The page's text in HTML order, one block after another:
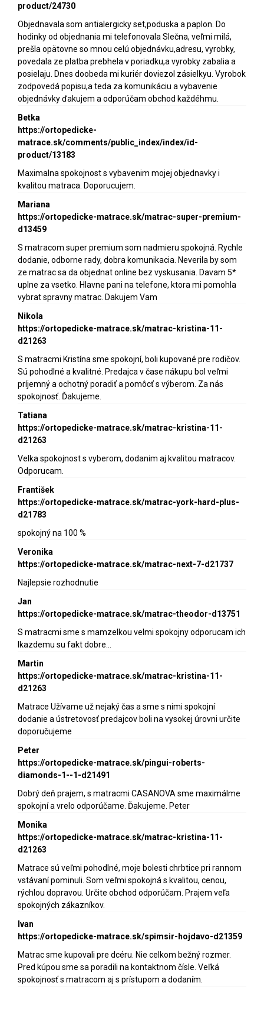
product/24730
Objednavala som antialergicky set,poduska a paplon. Do
hodinky od objednania mi telefonovala Slečna, veľmi milá,
prešla opätovne so mnou celú objednávku,adresu, vyrobky,
povedala ze platba prebhela v poriadku,a vyrobky zabalia a
posielaju. Dnes doobeda mi kuriér doviezol zásielkyu. Vyrobok
zodpovedá popisu,a teda za komunikáciu a vybavenie
objednávky ďakujem a odporúčam obchod každéhmu.
Betka
https://ortopedicke-
matrace.sk/comments/public_index/index/id-
product/13183
Maximalna spokojnost s vybavenim mojej objednavky i
kvalitou matraca. Doporucujem.
Mariana
https://ortopedicke-matrace.sk/matrac-super-premium-
d13459
S matracom super premium som nadmieru spokojná. Rychle
dodanie, odborne rady, dobra komunikacia. Neverila by som
ze matrac sa da objednat online bez vyskusania. Davam 5*
uplne za vsetko. Hlavne pani na telefone, ktora mi pomohla
vybrat spravny matrac. Dakujem Vam
Nikola
https://ortopedicke-matrace.sk/matrac-kristina-11-
d21263
S matracmi Kristína sme spokojní, boli kupované pre rodičov.
Sú pohodlné a kvalitné. Predajca v čase nákupu bol veľmi
príjemný a ochotný poradiť a pomôcť s výberom. Za nás
spokojnosť. Ďakujeme.
Tatiana
https://ortopedicke-matrace.sk/matrac-kristina-11-
d21263
Velka spokojnost s vyberom, dodanim aj kvalitou matracov.
Odporucam.
František
https://ortopedicke-matrace.sk/matrac-york-hard-plus-
d21783
spokojný na 100 %
Veronika
https://ortopedicke-matrace.sk/matrac-next-7-d21737
Najlepsie rozhodnutie
Jan
https://ortopedicke-matrace.sk/matrac-theodor-d13751
S matracmi sme s mamzelkou velmi spokojny odporucam ich
lkazdemu su fakt dobre…
Martin
https://ortopedicke-matrace.sk/matrac-kristina-11-
d21263
Matrace Užívame už nejaký čas a sme s nimi spokojní
dodanie a ústretovosť predajcov boli na vysokej úrovni určite
doporučujeme
Peter
https://ortopedicke-matrace.sk/pingui-roberts-
diamonds-1--1-d21491
Dobrý deň prajem, s matracmi CASANOVA sme maximálme
spokojní a vrelo odporúčame. Ďakujeme. Peter
Monika
https://ortopedicke-matrace.sk/matrac-kristina-11-
d21263
Matrace sú veľmi pohodlné, moje bolesti chrbtice pri rannom
vstávaní pominuli. Som veľmi spokojná s kvalitou, cenou,
rýchlou dopravou. Určite obchod odporúčam. Prajem veľa
spokojných zákazníkov.
Ivan
https://ortopedicke-matrace.sk/spimsir-hojdavo-d21359
Matrac sme kupovali pre dcéru. Nie celkom bežný rozmer.
Pred kúpou sme sa poradili na kontaktnom čísle. Veľká
spokojnosť s matracom aj s prístupom a dodaním.